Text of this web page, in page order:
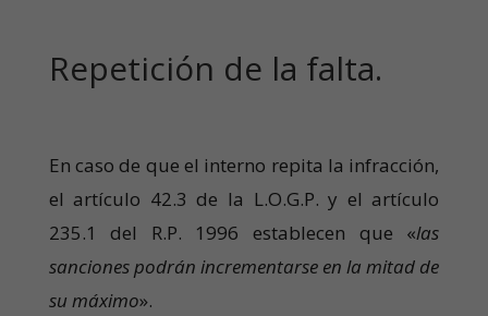
Repetición de la falta.
En caso de que el interno repita la infracción,
el artículo 42.3 de la L.O.G.P. y el artículo
235.1 del R.P. 1996 establecen que «las
sanciones podrán incrementarse en la mitad de
su máximo».